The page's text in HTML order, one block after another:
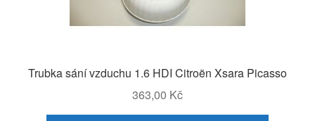
Trubka sání vzduchu 1.6 HDI Citroën Xsara Picasso
363,00 Kč